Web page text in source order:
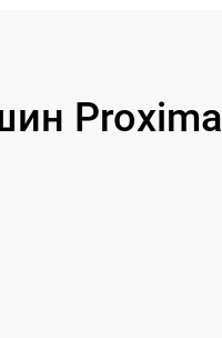
Proxima